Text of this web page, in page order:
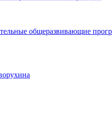
общеразвивающие